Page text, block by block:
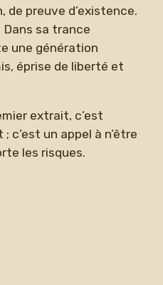
de preuve d’existence.
Dans sa trance
une génération
éprise de liberté et
extrait, c’est
c’est un appel à n’être
les risques.